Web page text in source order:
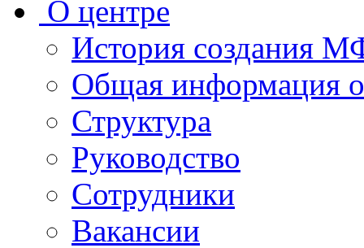
О центре
История создания
Общая
Структура
Руководство
Сотрудники
Вакансии